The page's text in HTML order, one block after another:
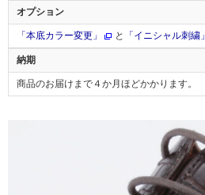
オプション
「本底カラー変更」 と 「イニシャル刺繍」
納期
商品のお届けまで４か月ほどかかります。